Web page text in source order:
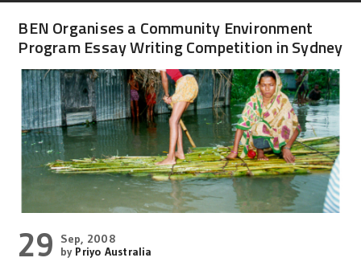
BEN Organises a Community Environment
Program Essay Writing Competition in Sydney
29
Sep, 2008
by Priyo Australia